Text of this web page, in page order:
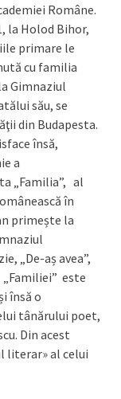
Române.
la Holod Bihor,
primare le
cu familia
Gimnaziul
său, se
din Budapesta.
însă,
a
„Familia”, al
în
primește la
„De-aș avea”,
este
însă o
tânărului poet,
Din acest
literar» al celui